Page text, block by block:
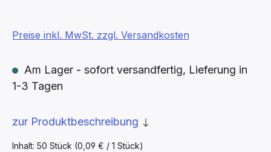
Inhalt: 50 Stück (0,09 € / 1 Stück)
Preise inkl. MwSt. zzgl. Versandkosten
Am Lager - sofort versandfertig, Lieferung in
1-3 Tagen
zur Produktbeschreibung